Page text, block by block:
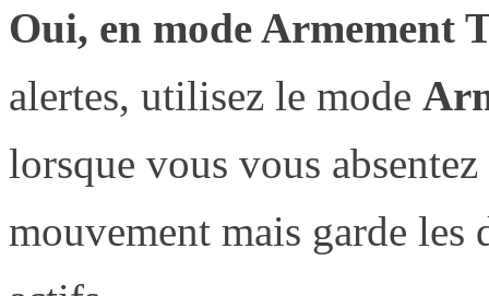
Oui, en mode Armement
alertes, utilisez le mode
lorsque vous vous
mouvement mais garde les